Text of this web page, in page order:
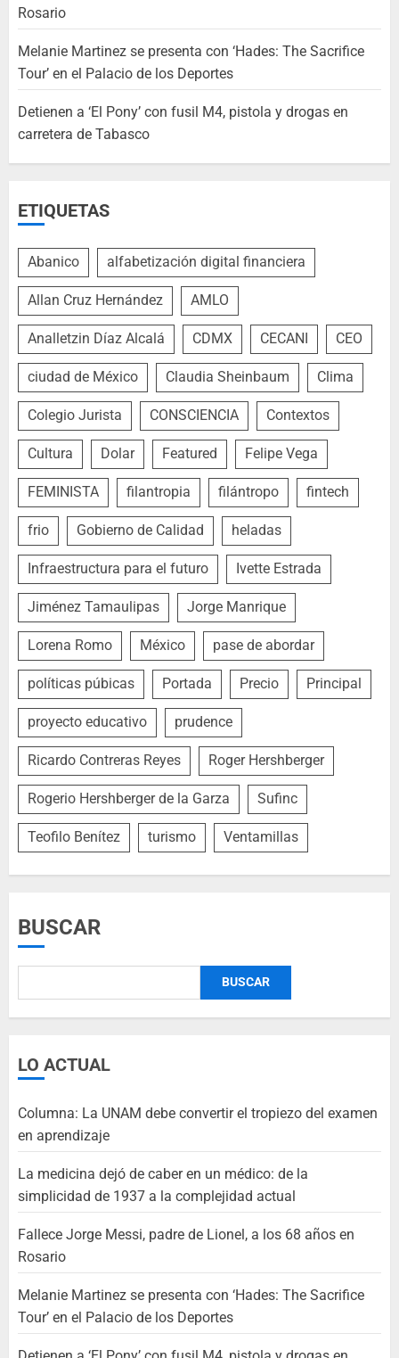
Rosario
Melanie Martinez se presenta con ‘Hades: The Sacrifice
Tour’ en el Palacio de los Deportes
Detienen a ‘El Pony’ con fusil M4, pistola y drogas en
carretera de Tabasco
ETIQUETAS
Abanico alfabetización digital financiera
Allan Cruz Hernández AMLO
Analletzin Díaz Alcalá CDMX CECANI CEO
ciudad de México Claudia Sheinbaum Clima
Colegio Jurista CONSCIENCIA Contextos
Cultura Dolar Featured Felipe Vega
FEMINISTA filantropia filántropo fintech
frio Gobierno de Calidad heladas
Infraestructura para el futuro Ivette Estrada
Jiménez Tamaulipas Jorge Manrique
Lorena Romo México pase de abordar
políticas púbicas Portada Precio Principal
proyecto educativo prudence
Ricardo Contreras Reyes Roger Hershberger
Rogerio Hershberger de la Garza Sufinc
Teofilo Benítez turismo Ventamillas
BUSCAR
BUSCAR
LO ACTUAL
Columna: La UNAM debe convertir el tropiezo del examen
en aprendizaje
La medicina dejó de caber en un médico: de la
simplicidad de 1937 a la complejidad actual
Fallece Jorge Messi, padre de Lionel, a los 68 años en
Rosario
Melanie Martinez se presenta con ‘Hades: The Sacrifice
Tour’ en el Palacio de los Deportes